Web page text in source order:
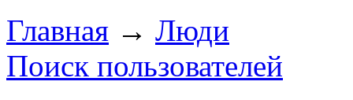
Главная → Люди
Поиск пользователей